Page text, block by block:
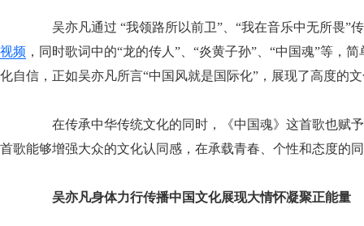
吴亦凡通过 “我领路所以前卫”、“我在音乐中无所畏”
视频 ，同时歌词中的“龙的传人”、“炎黄子孙”、“中国魂”等，
化自信，正如吴亦凡所言“中国风就是国际化”，展现了高度的
在传承中华传统文化的同时，《中国魂》这首歌也赋
首歌能够增强大众的文化认同感，在承载青春、个性和态度的
吴亦凡身体力行传播中国文化展现大情怀凝聚正能量